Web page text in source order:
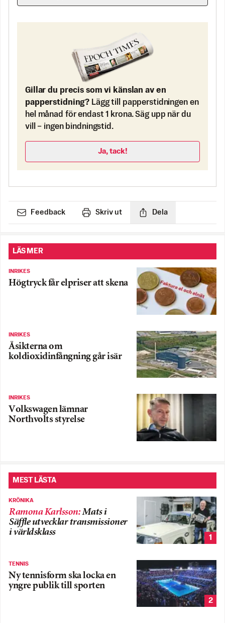
Gillar du precis som vi känslan av en
papperstidning? Lägg till papperstidningen en
hel månad för endast 1 krona. Säg upp när du
vill – ingen bindningstid.
Ja, tack!
Feedback Skriv ut Dela
LÄS MER
INRIKES
Högtryck får elpriser att skena
INRIKES
Åsikterna om
koldioxidinfångning går isär
INRIKES
Volkswagen lämnar
Northvolts styrelse
MEST LÄSTA
KRÖNIKA
Ramona Karlsson:Mats i
Säffle utvecklar transmissioner
i världsklass
1
TENNIS
Ny tennisform ska locka en
yngre publik till sporten
2